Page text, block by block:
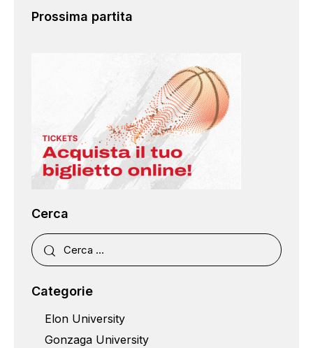
Prossima partita
Cerca
Categorie
Elon University
Gonzaga University